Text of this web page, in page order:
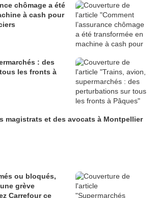
chômage a été
à cash pour
: des
les fronts à
magistrats et des avocats à Montpellier
ou bloqués,
grève
Carrefour ce